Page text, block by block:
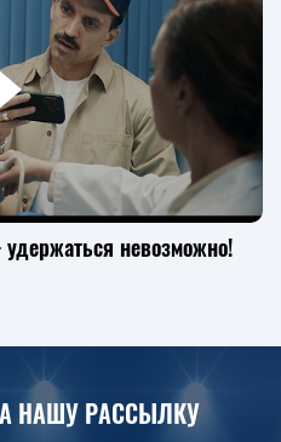
невозможно!
НАШУ РАССЫЛКУ